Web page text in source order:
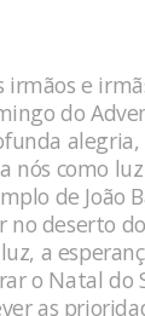
e
do
alegria,
nós como
de João
no deserto
a
o Natal do
as